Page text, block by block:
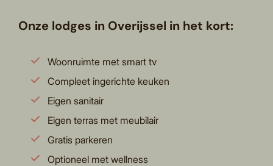
Onze lodges in Overijssel in het kort:
Woonruimte met smart tv
Compleet ingerichte keuken
Eigen sanitair
Eigen terras met meubilair
Gratis parkeren
Optioneel met wellness